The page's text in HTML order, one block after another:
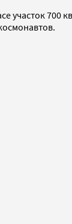
участок